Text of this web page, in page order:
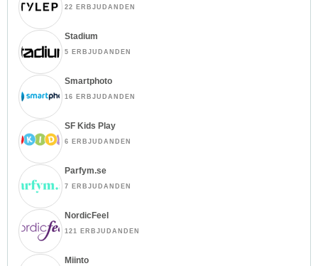
22 ERBJUDANDEN
Stadium
5 ERBJUDANDEN
Smartphoto
16 ERBJUDANDEN
SF Kids Play
6 ERBJUDANDEN
Parfym.se
7 ERBJUDANDEN
NordicFeel
121 ERBJUDANDEN
Miinto